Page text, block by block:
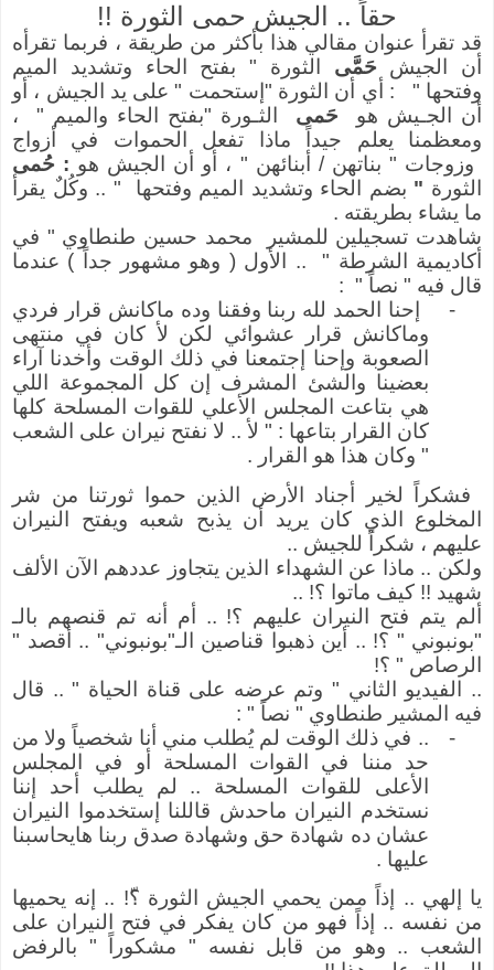
حقاً .. الجيش حمى الثورة !!
قد تقرأ عنوان مقالي هذا بأكثر من طريقة ، فربما تقرأه
أن الجيش حَمَّى
الثورة " بفتح الحاء وتشديد الميم
وفتحها "
: أي أن الثورة "إستحمت " على يد الجيش ، أو
أن الجـيش هو حَمى
الثـورة "بفتح الحاء والميم " ،
ومعظمنا يعلم جيداً ماذا تفعل الحموات في أزواج
وزوجات " بناتهن / أبنائهن " ، أو أن الجيش هو : حُمى
الثورة " بضم الحاء وتشديد الميم وفتحها " .. وكُلٌ يقرأ
ما يشاء بطريقته .
شاهدت تسجيلين للمشير محمد حسين طنطاوي " في
أكاديمية الشرطة " .. الأول ( وهو مشهور جداً ) عندما
قال فيه " نصاً " :
-
إحنا الحمد لله ربنا وفقنا وده ماكانش قرار فردي
وماكانش قرار عشوائي لكن لأ كان في منتهى
الصعوبة وإحنا إجتمعنا في ذلك الوقت وأخدنا آراء
بعضينا والشئ المشرف إن كل المجموعة اللي
هي بتاعت المجلس الأعلي للقوات المسلحة كلها
كان القرار بتاعها : " لأ .. لا نفتح نيران على الشعب
" وكان هذا هو القرار .
فشكراً لخير أجناد الأرض الذين حموا ثورتنا من شر
المخلوع الذي كان يريد أن يذبح شعبه ويفتح النيران
عليهم ، شكراً للجيش ..
ولكن .. ماذا عن الشهداء الذين يتجاوز عددهم الآن الألف
شهيد !! كيف ماتوا ؟! ..
ألم يتم فتح النيران عليهم ؟! .. أم أنه تم قنصهم بالـ
"بونبوني " ؟! .. أين ذهبوا قناصين الـ"بونبوني" .. أقصد "
الرصاص " ؟!
.. الفيديو الثاني " وتم عرضه على قناة الحياة " .. قال
فيه المشير طنطاوي " نصاً " :
-
.. في ذلك الوقت لم يُطلب مني أنا شخصياً ولا من
حد مننا في القوات المسلحة أو في المجلس
الأعلى للقوات المسلحة .. لم يطلب أحد إننا
نستخدم النيران ماحدش قاللنا إستخدموا النيران
عشان ده شهادة حق وشهادة صدق ربنا هايحاسبنا
عليها .
يا إلهي .. إذاً ممن يحمي الجيش الثورة ؟ّ! .. إنه يحميها
من نفسه .. إذاً فهو من كان يفكر في فتح النيران على
الشعب .. وهو من قابل نفسه " مشكوراً " بالرفض